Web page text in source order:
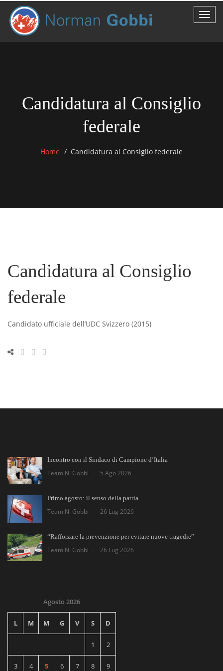
Candidatura al Consiglio
federale
Home Candidatura al Consiglio federale
Candidatura al Consiglio
federale
Candidato ufficiale dell’UDC Svizzero (2015)
Incontro con il Sindaco di Campione d’Italia
Team N. Gobbi 5 Ago 2026
Primo agosto: il senso della patria
Team N. Gobbi 26 Lug 2026
“Rafforzare la prevenzione per evitare nuove tragedie”
Team N. Gobbi 26 Lug 2026
Agosto 2026
L M M G V S D
1 2
3 4 5 6 7 8 9